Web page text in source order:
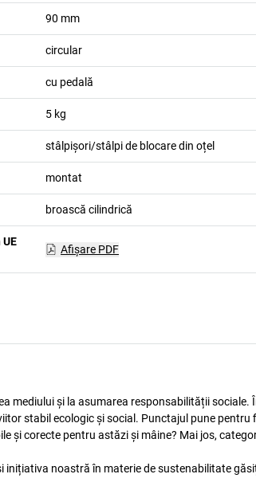
90 mm
circular
cu pedală
5 kg
stâlpișori/stâlpi de blocare din oțel
montat
broască cilindrică
Afişare PDF
mediului și la asumarea responsabilității
stabil ecologic și social. Punctajul pune
și corecte pentru astăzi și mâine? Mai jos,
inițiativa noastră în materie de sustenabilitate